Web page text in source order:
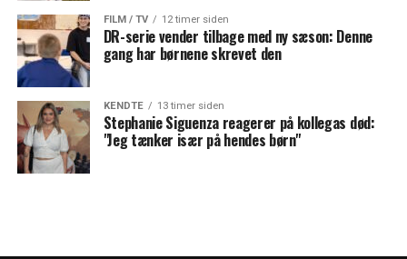
FILM / TV 12 timer siden
DR-serie vender tilbage med ny sæson: Denne
gang har børnene skrevet den
KENDTE 13 timer siden
Stephanie Siguenza reagerer på kollegas død:
"Jeg tænker især på hendes børn"